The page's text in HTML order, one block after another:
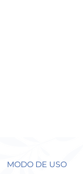
MODO DE USO